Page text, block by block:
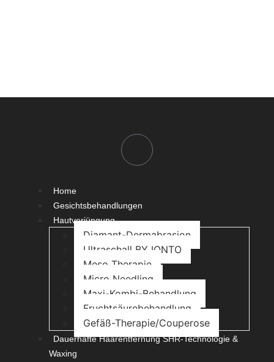
Home
Gesichtsbehandlungen
Hautverjüngung
Diamant-Dermabrasion
Ultraschall BY IONTO
Meso Therapie
Micro Needling
Maxi-Kombi-Behandlung
Fruchtsäurebehandlung
Gefäß-Therapie/Couperose
Dauerhafte Haarentfernung SHR-Technologie &
Waxing